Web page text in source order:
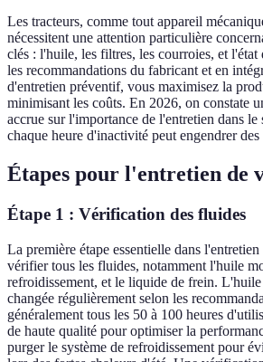
Les tracteurs, comme tout appareil
nécessitent une attention particulière
clés : l'huile, les filtres, les courroies, et l'état
les recommandations du fabricant et en
d'entretien préventif, vous maximisez la
minimisant les coûts. En 2026, on constate
accrue sur l'importance de l'entretien dans le
chaque heure d'inactivité peut engendrer
Étapes pour l'entretien de
Étape 1 : Vérification des fluides
La première étape essentielle dans
vérifier tous les fluides, notamment l'huile
refroidissement, et le liquide de frein.
changée régulièrement selon les
généralement tous les 50 à 100 heures
de haute qualité pour optimiser la
purger le système de refroidissement pour